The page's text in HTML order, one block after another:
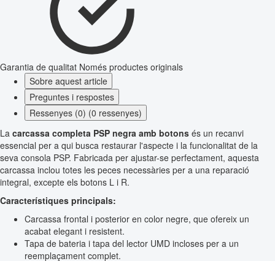
Garantia de qualitat Només productes originals
Sobre aquest article
Preguntes i respostes
Ressenyes (0) (0 ressenyes)
La carcassa completa PSP negra amb botons és un recanvi
essencial per a qui busca restaurar l'aspecte i la funcionalitat de la
seva consola PSP. Fabricada per ajustar-se perfectament, aquesta
carcassa inclou totes les peces necessàries per a una reparació
integral, excepte els botons L i R.
Característiques principals:
Carcassa frontal i posterior en color negre, que ofereix un
acabat elegant i resistent.
Tapa de bateria i tapa del lector UMD incloses per a un
reemplaçament complet.